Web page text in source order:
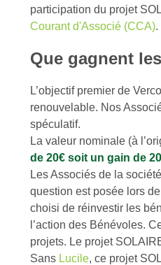
participation du projet
Courant d'Associé (CCA).
Que gagnent
L’objectif premier de
renouvelable. Nos
spéculatif.
La valeur nominale (à
de 20€ soit un gain de
Les Associés de la
question est posée lors
choisi de réinvestir les
l’action des Bénévoles.
projets. Le projet
Sans Lucile, ce projet